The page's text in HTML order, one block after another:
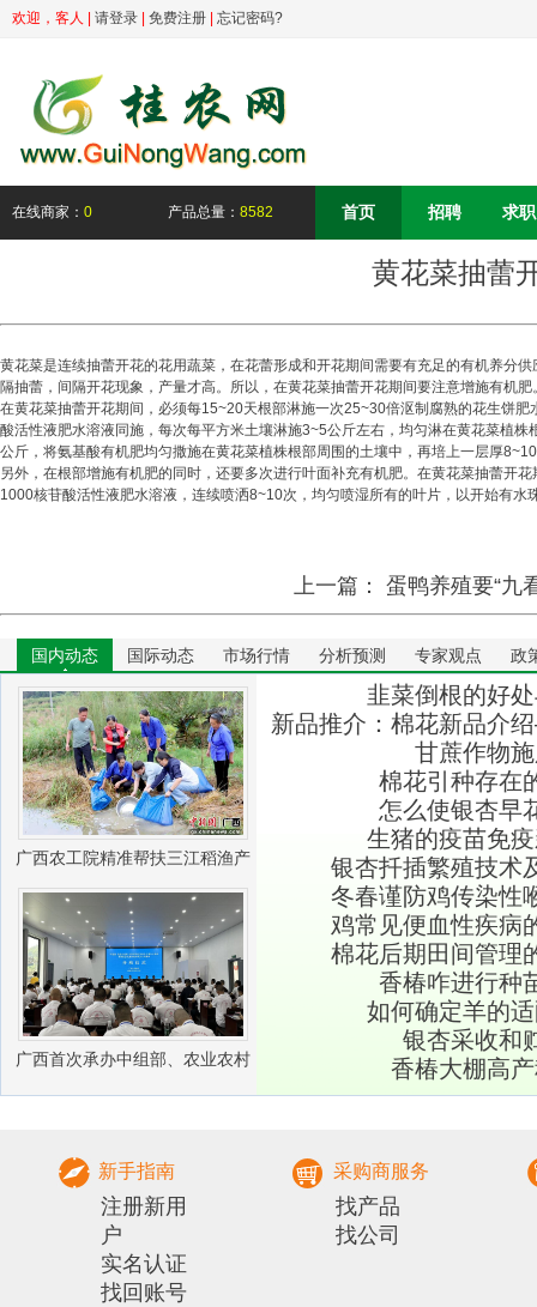
欢迎， 客人 请登录 免费注册 忘记密码?
在线商家： 0 产品总量： 8582 首页 招聘 求职
黄花菜抽蕾
黄花菜是连续抽蕾开花的花用蔬菜，在花蕾形成和开花期间需要有充足的有机养分
隔抽蕾，间隔开花现象，产量才高。所以，在黄花菜抽蕾开花期间要注意增施有机
在黄花菜抽蕾开花期间，必须每15~20天根部淋施一次25~30倍沤制腐熟的花生饼
酸活性液肥水溶液同施，每次每平方米土壤淋施3~5公斤左右，均匀淋在黄花菜植
公斤，将氨基酸有机肥均匀撒施在黄花菜植株根部周围的土壤中，再培上一层厚
另外，在根部增施有机肥的同时，还要多次进行叶面补充有机肥。在黄花菜抽蕾开
1000核苷酸活性液肥水溶液，连续喷洒8~10次，均匀喷湿所有的叶片，以开始有水
上一篇： 蛋鸭养殖要“九
国内动态 国际动态 市场行情 分析预测 专家观点 政
广西农工院精准帮扶三江稻渔产
业振兴
广西首次承办中组部、农业农村
部农村实用人才 带头人培训兽医
韭菜倒根的好
新品推介：棉花新品介
甘蔗作物
棉花引种存在
怎么使银杏早
生猪的疫苗免
银杏扦插繁殖技术
冬春谨防鸡传染性
鸡常见便血性疾病
棉花后期田间管理
香椿咋进行种
如何确定羊的
银杏采收和
香椿大棚高
新手指南
注册新用
户
实名认证
找回账号
采购商服务
找产品
找公司